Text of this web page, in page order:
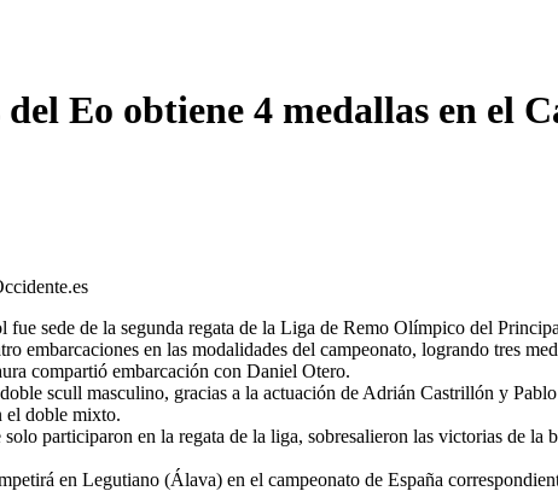
Eo obtiene 4 medallas en el
fue sede de la segunda regata de la Liga de Remo Olímpico del
embarcaciones en las modalidades del campeonato, logrando tres
compartió embarcación con Daniel Otero.
scull masculino, gracias a la actuación de Adrián Castrillón y
el doble mixto.
solo participaron en la regata de la liga, sobresalieron las victorias
en Legutiano (Álava) en el campeonato de España